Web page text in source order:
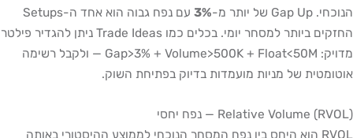
הנוכחי. Gap Up של יותר מ-
3%
עם נפח גבוה הוא אחד ה-Setups
החזקים ביותר למסחר יומי. בכלים כמו Trade Ideas ניתן להגדיר פילטר
מדויק: Gap>3% + Volume>500K + Float<50M — ולקבל רשימה
אוטומטית של מניות מועמדות בדיוק בפתיחת השוק.
Relative Volume (RVOL) — נפח יחסי
RVOL הוא היחס בין נפח המסחר הנוכחי לממוצע ההיסטורי באותה